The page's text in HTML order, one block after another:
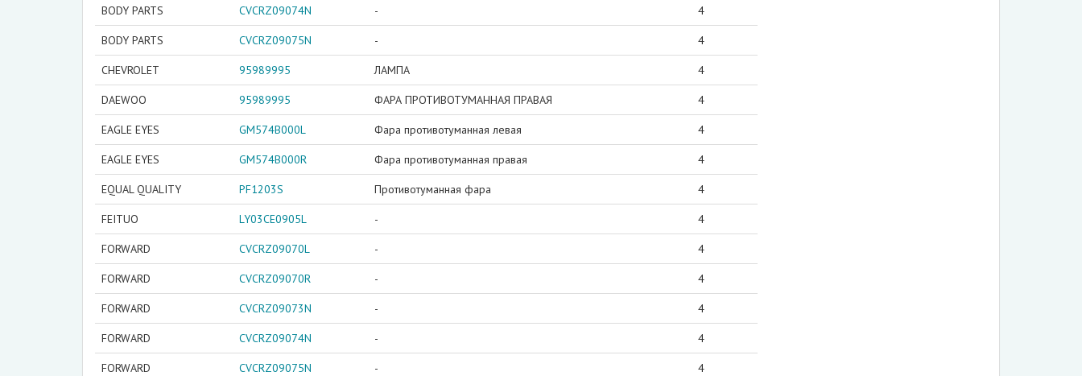
BODY PARTS CVCRZ09074N - 4
BODY PARTS CVCRZ09075N - 4
CHEVROLET 95989995 ЛАМПА 4
DAEWOO 95989995 ФАРА ПРОТИВОТУМАННАЯ ПРАВАЯ 4
EAGLE EYES GM574B000L Фара противотуманная левая 4
EAGLE EYES GM574B000R Фара противотуманная правая 4
EQUAL QUALITY PF1203S Противотуманная фара 4
FEITUO LY03CE0905L - 4
FORWARD CVCRZ09070L - 4
FORWARD CVCRZ09070R - 4
FORWARD CVCRZ09073N - 4
FORWARD CVCRZ09074N - 4
FORWARD CVCRZ09075N - 4